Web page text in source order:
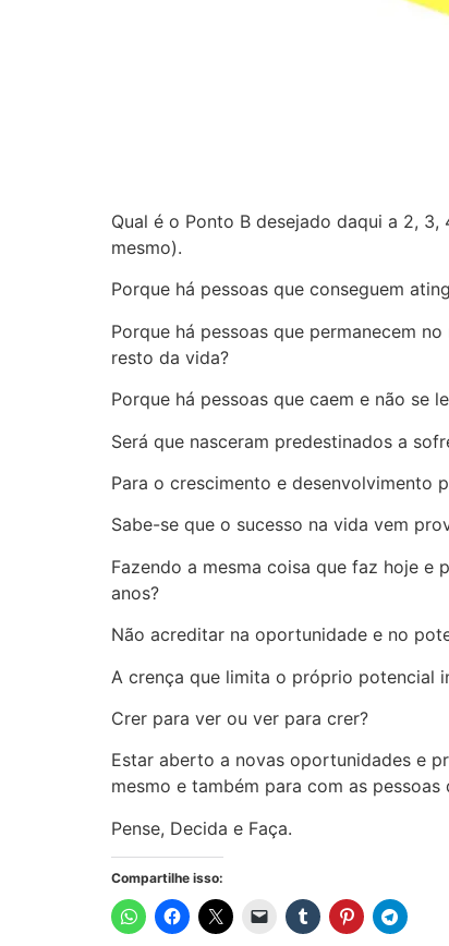
Qual é o Ponto B desejado daqui a 2,
mesmo).
Porque há pessoas que conseguem
Porque há pessoas que permanecem
resto da vida?
Porque há pessoas que caem e não se
Será que nasceram predestinados a
Para o crescimento e desenvolvimento
Sabe-se que o sucesso na vida vem
Fazendo a mesma coisa que faz hoje e
anos?
Não acreditar na oportunidade e no
A crença que limita o próprio potencial
Crer para ver ou ver para crer?
Estar aberto a novas oportunidades e
mesmo e também para com as
Pense, Decida e Faça.
Compartilhe isso: